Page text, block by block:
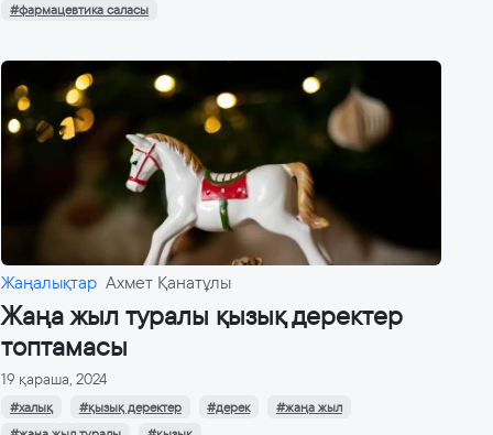
#фармацевтика саласы
Жаңалықтар Ахмет Қанатұлы
Жаңа жыл туралы қызық деректер
топтамасы
19 қараша, 2024
#халық #қызық деректер #дерек
#жаңа жыл